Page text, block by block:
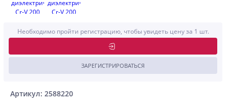
Артикул: 2588220
Необходимо пройти регистрацию, чтобы увидеть цену за 1 шт.
ЗАРЕГИСТРИРОВАТЬСЯ